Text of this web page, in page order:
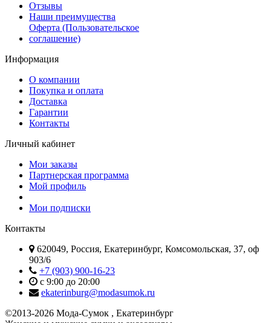
Отзывы
Наши преимущества
Оферта (Пользовательское
соглашение)
Информация
О компании
Покупка и оплата
Доставка
Гарантии
Контакты
Личный кабинет
Мои заказы
Партнерская программа
Мой профиль
Мои подписки
Контакты
620049, Россия, Екатеринбург, Комсомольская, 37, оф
903/6
+7 (903) 900-16-23
с 9:00 до 20:00
ekaterinburg@modasumok.ru
©2013-2026 Мода-Сумок , Екатеринбург